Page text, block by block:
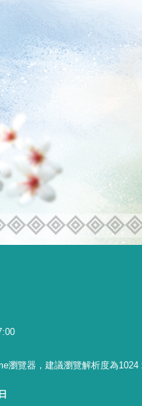
瀏覽器，建議瀏覽解析度為1024